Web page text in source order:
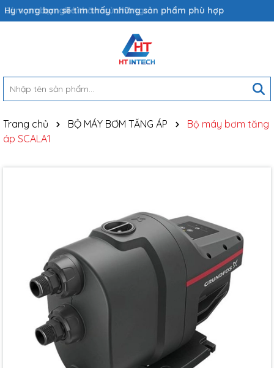
Hy vọng bạn sẽ tìm thấy những sản phẩm phù hợp
Trang chủ BỘ MÁY BƠM TĂNG ÁP
Bộ máy bơm tăng
áp SCALA1
Mã giảm giá:
Ngày hết hạn: